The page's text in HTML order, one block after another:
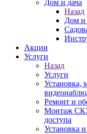
Дом и дача
Назад
Дом и
Акции
Услуги
Назад
Услуги
Установка,
Ремонт и
Монтаж
доступа
Установка